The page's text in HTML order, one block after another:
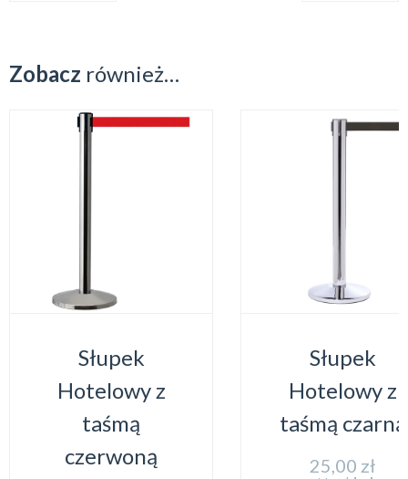
Zobacz również…
Słupek
Hotelowy z
taśmą
czerwoną
Słupek
Hotelowy z
taśmą czarną
25,00 zł